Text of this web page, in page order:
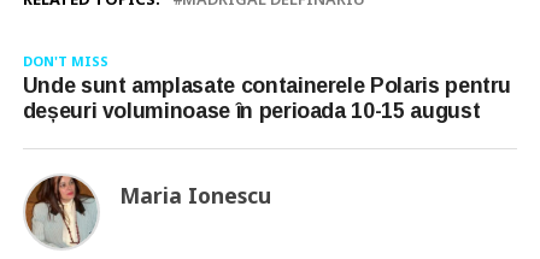
DON'T MISS
Unde sunt amplasate containerele Polaris pentru
deșeuri voluminoase în perioada 10-15 august
Maria Ionescu